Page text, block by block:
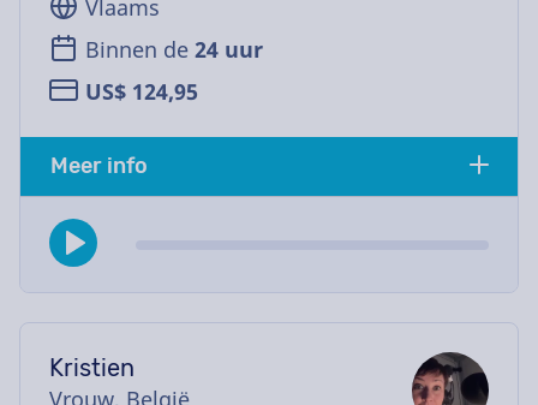
Vlaams
Binnen de 24 uur
US$ 124,95
Meer info
Kristien
Vrouw, België